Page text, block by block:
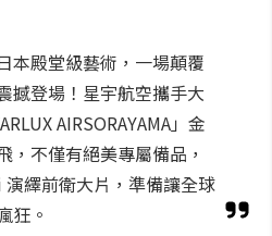
本殿堂級藝術，一場顛覆
撼登場！星宇航空攜手大
AIRSORAYAMA」金
，不僅有絕美專屬備品，
繹前衛大片，準備讓全球
狂。